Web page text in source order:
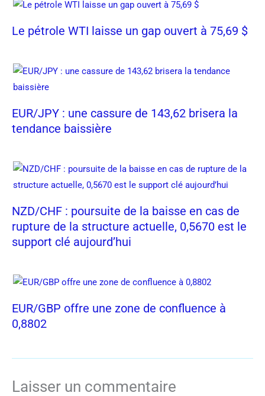
Le pétrole WTI laisse un gap ouvert à 75,69 $
EUR/JPY : une cassure de 143,62 brisera la
tendance baissière
NZD/CHF : poursuite de la baisse en cas de
rupture de la structure actuelle, 0,5670 est le
support clé aujourd’hui
EUR/GBP offre une zone de confluence à
0,8802
Laisser un commentaire